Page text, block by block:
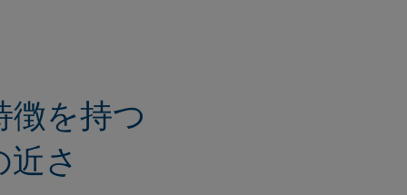
徴を持つ
さ